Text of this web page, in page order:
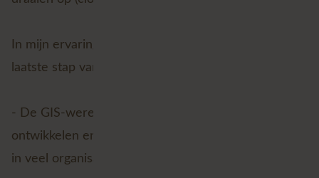
In mijn ervaring zijn er een aantal oorzaken dat de
laatste stap van LCM vergeten wordt:
- De GIS-wereld is gericht op innoveren,
ontwikkelen en doorontwikkelen. Ik zie dat beheer
in veel organisaties een ondergeschoven kindje is;